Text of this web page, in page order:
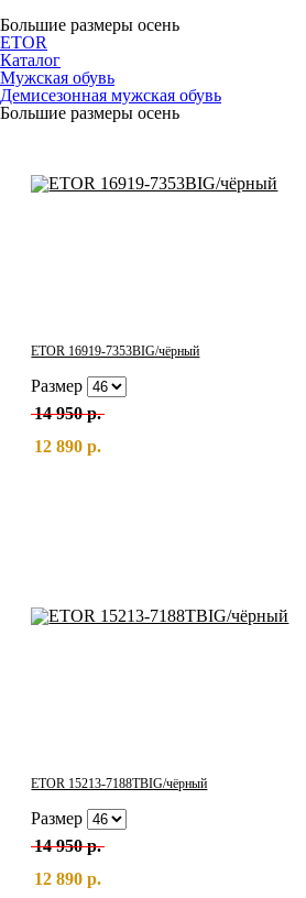
Большие размеры осень
ETOR
Каталог
Мужская обувь
Демисезонная мужская обувь
Большие размеры осень
ETOR 16919-7353BIG/чёрный
Размер
14 950 р.
12 890 р.
ETOR 15213-7188ТBIG/чёрный
Размер
14 950 р.
12 890 р.